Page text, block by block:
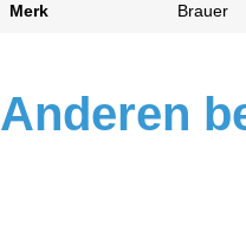
Merk Brauer
Anderen